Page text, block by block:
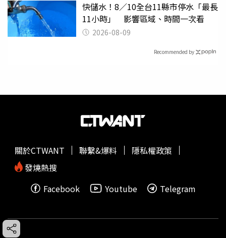
快儲水！8／10全台11縣市停水「最長
11小時」 影響區域、時間一次看
2026-08-09
Recommended by
關於CTWANT 聯繫&爆料
隱私權政策
發燒熱搜
Facebook
Youtube Telegram